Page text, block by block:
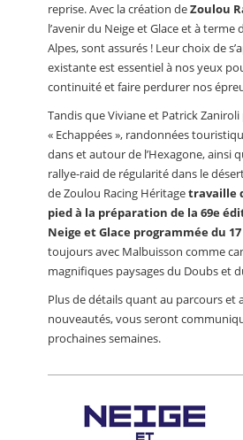
reprise. Avec la création deZoulou
l’avenir du Neige et Glace et à terme
Alpes, sont assurés ! Leur choix de
existante est essentiel à nos yeux
continuité et faire perdurer nos
Tandis que Viviane et Patrick
« Echappées », randonnées
dans et autour de l’Hexagone, ainsi
rallye-raid de régularité dans le
de Zoulou Racing Héritagetravaille
pied à la préparation de la 69e
Neige et Glace programmée du
toujours avec Malbuisson comme
magnifiques paysages du Doubs et
Plus de détails quant au parcours et
nouveautés, vous seront
prochaines semaines.